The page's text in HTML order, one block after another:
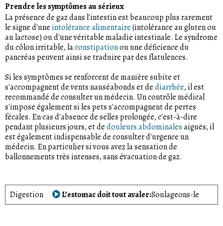
Prendre les symptômes au sérieux
La présence de gaz dans l'intestin est beaucoup plus rarement
le signe d'une intolérance alimentaire(intolérance au gluten ou
au lactose) ou d'une véritable maladie intestinale. Le syndrome
du côlon irritable, laconstipationou une déficience du
pancréas peuvent ainsi se traduire par des flatulences.
Si les symptômes se renforcent de manière subite et
s'accompagnent de vents nauséabonds et dediarrhée, il est
recommandé de consulter un médecin. Un contrôle médical
s'impose également si les pets s'accompagnent de pertes
fécales. En cas d'absence de selles prolongée, c'est-à-dire
pendant plusieurs jours, et dedouleurs abdominalesaiguës, il
est également indispensable de consulter d'urgence un
médecin. En particulier si vous avez la sensation de
ballonnements très intenses, sans évacuation de gaz.
Digestion L’estomac doit tout avalerSoulageons-le